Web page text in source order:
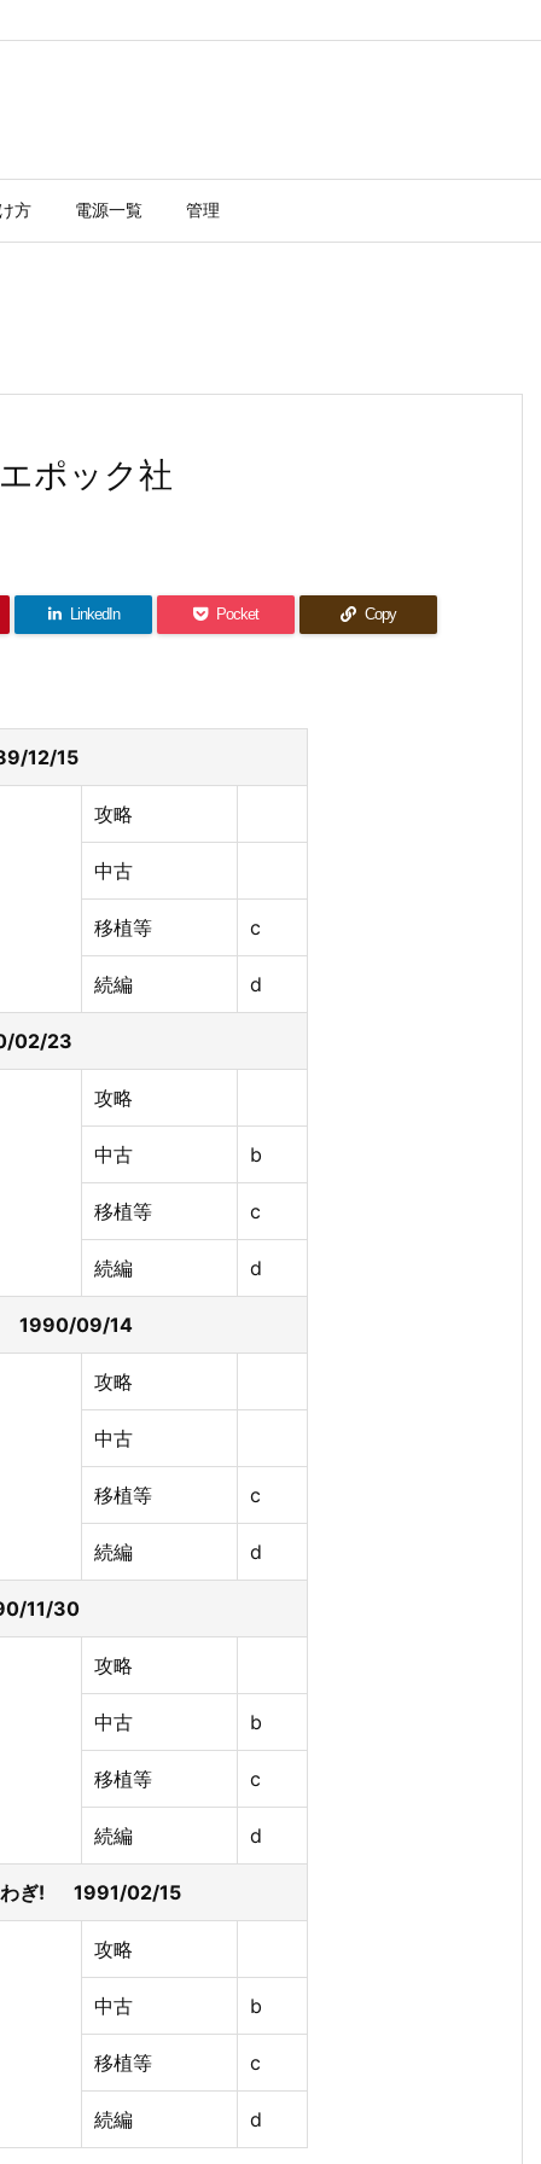
方 電源一覧 管理
ポック社
LinkedIn Pocket Copy
12/15
攻略
中古
移植等 c
続編 d
02/23
攻略
中古 b
移植等 c
続編 d
1990/09/14
攻略
中古
移植等 c
続編 d
11/30
攻略
中古 b
移植等 c
続編 d
さわぎ! 1991/02/15
攻略
中古 b
移植等 c
続編 d